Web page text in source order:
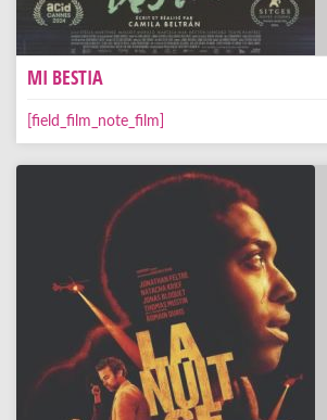
MI BESTIA
[field_film_note_film]